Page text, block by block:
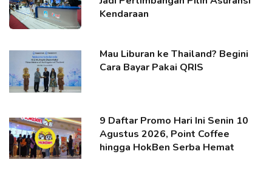
Kendaraan
Mau Liburan ke Thailand? Begini
Cara Bayar Pakai QRIS
9 Daftar Promo Hari Ini Senin 10
Agustus 2026, Point Coffee
hingga HokBen Serba Hemat